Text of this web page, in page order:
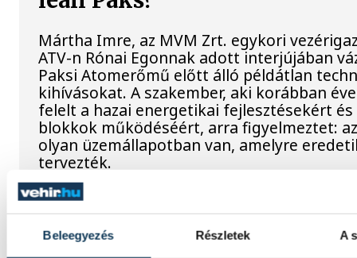
Beleegyezés Részletek A
Mártha Imre, az MVM Zrt. egykori
ATV-n Rónai Egonnak adott interjújában
Paksi Atomerőmű előtt álló példátlan
kihívásokat. A szakember, aki korábban
felelt a hazai energetikai fejlesztésekért és
blokkok működéséért, arra figyelmeztet:
olyan üzemállapotban van, amelyre
tervezték.
A Tisza-frakció
hogy jövő kedden legyen az